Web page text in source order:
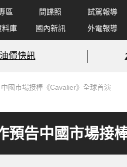
區 間諜照 試駕報導
料庫 國內新訊 外電報導
價快訊
國市場接棒《Cavalier》全球首演
預告中國市場接